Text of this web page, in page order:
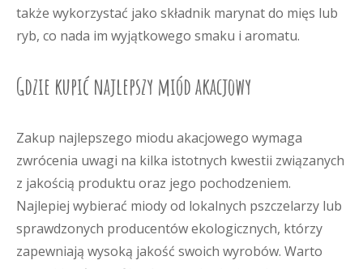
także wykorzystać jako składnik marynat do mięs lub
ryb, co nada im wyjątkowego smaku i aromatu.
Gdzie kupić najlepszy miód akacjowy
Zakup najlepszego miodu akacjowego wymaga
zwrócenia uwagi na kilka istotnych kwestii związanych
z jakością produktu oraz jego pochodzeniem.
Najlepiej wybierać miody od lokalnych pszczelarzy lub
sprawdzonych producentów ekologicznych, którzy
zapewniają wysoką jakość swoich wyrobów. Warto